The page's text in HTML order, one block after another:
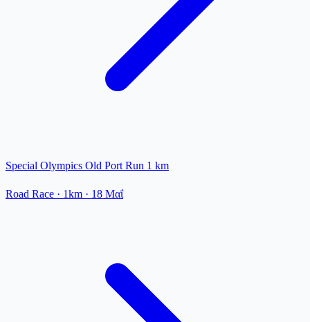
Special Olympics Old Port Run 1 km
Road Race · 1km · 18 Μαΐ